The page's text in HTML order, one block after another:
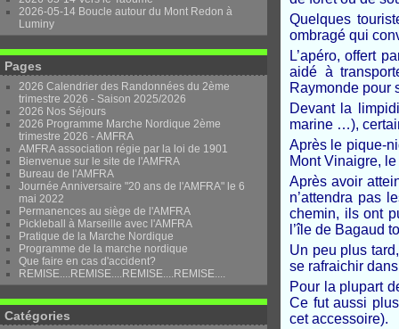
2026-05-14 Boucle autour du Mont Redon à
Luminy
Pages
2026 Calendrier des Randonnées du 2ème
trimestre 2026 - Saison 2025/2026
2026 Nos Séjours
2026 Programme Marche Nordique 2ème
trimestre 2026 - AMFRA
AMFRA association régie par la loi de 1901
Bienvenue sur le site de l'AMFRA
Bureau de l'AMFRA
Journée Anniversaire "20 ans de l'AMFRA" le 6
mai 2022
Permanences au siège de l'AMFRA
Pickleball à Marseille avec l'AMFRA
Pratique de la Marche Nordique
Programme de la marche nordique
Que faire en cas d'accident?
REMISE....REMISE....REMISE....REMISE....
Catégories
Quelques
ombragé qui
L’apéro, offert
aidé à
Raymonde pour
Devant la
marine …),
Après le pique-
Mont Vinaigre,
Après avoir
n’attendra pas
chemin, ils ont
l’île de Bagaud
Un peu plus
se rafraichir
Pour la plupart
Ce fut aussi
cet accessoire).